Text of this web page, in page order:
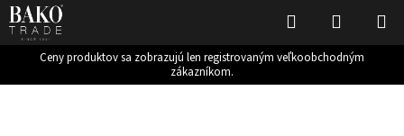
Ceny produktov sa zobrazujú len registrovaným veľkoobchodným
zákazníkom.
Hľadať
KOŠÍK